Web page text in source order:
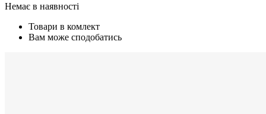
Немає в наявності
Товари в комлект
Вам може сподобатись